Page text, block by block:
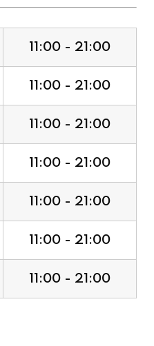
11:00 - 21:00
11:00 - 21:00
11:00 - 21:00
11:00 - 21:00
11:00 - 21:00
11:00 - 21:00
11:00 - 21:00